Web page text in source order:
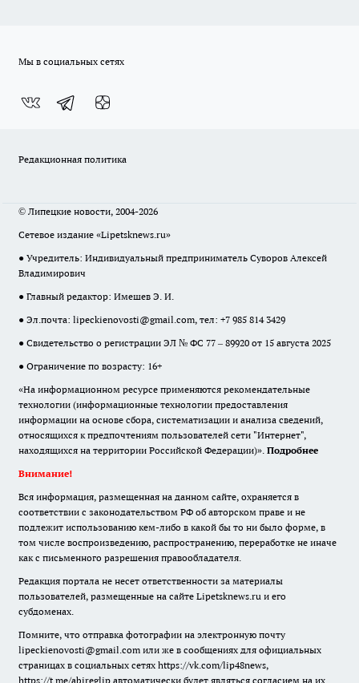
Мы в социальных сетях
Редакционная политика
© Липецкие новости, 2004-2026
Сетевое издание «Lipetsknews.ru»
● Учредитель: Индивидуальный предприниматель Суворов Алексей
Владимирович
● Главный редактор: Имешев Э. И.
● Эл.почта: lipeckienovosti@gmail.com, тел: +7 985 814 3429
● Свидетельство о регистрации ЭЛ № ФС 77 – 89920 от 15 августа 2025
● Ограничение по возрасту: 16+
«На информационном ресурсе применяются рекомендательные
технологии (информационные технологии предоставления
информации на основе сбора, систематизации и анализа сведений,
относящихся к предпочтениям пользователей сети "Интернет",
находящихся на территории Российской Федерации)». Подробнее
Внимание!
Вся информация, размещенная на данном сайте, охраняется в
соответствии с законодательством РФ об авторском праве и не
подлежит использованию кем-либо в какой бы то ни было форме, в
том числе воспроизведению, распространению, переработке не иначе
как с письменного разрешения правообладателя.
Редакция портала не несет ответственности за материалы
пользователей, размещенные на сайте Lipetsknews.ru и его
субдоменах.
Помните, что отправка фотографии на электронную почту
lipeckienovosti@gmail.com или же в сообщениях для официальных
страницах в социальных сетях https://vk.com/lip48news,
https://t.me/abireglip автоматически будет являться согласием на их